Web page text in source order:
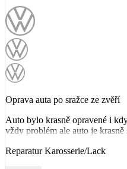
Oprava auta po sražce ze zvěří
Auto bylo krasně opravené i
vždy problém ale auto je krasně
Reparatur Karosserie/Lack